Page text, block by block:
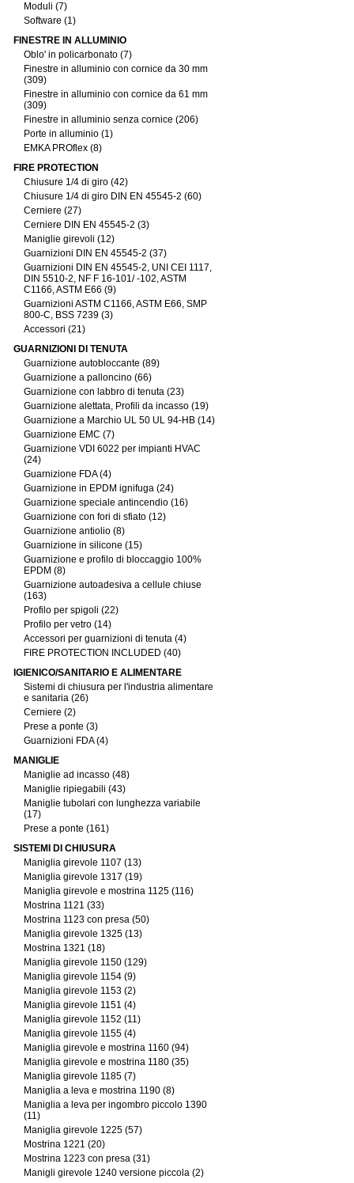
Moduli (7)
Software (1)
FINESTRE IN ALLUMINIO
Oblo' in policarbonato (7)
Finestre in alluminio con cornice da 30 mm
(309)
Finestre in alluminio con cornice da 61 mm
(309)
Finestre in alluminio senza cornice (206)
Porte in alluminio (1)
EMKA PROflex (8)
FIRE PROTECTION
Chiusure 1/4 di giro (42)
Chiusure 1/4 di giro DIN EN 45545-2 (60)
Cerniere (27)
Cerniere DIN EN 45545-2 (3)
Maniglie girevoli (12)
Guarnizioni DIN EN 45545-2 (37)
Guarnizioni DIN EN 45545-2, UNI CEI 1117,
DIN 5510-2, NF F 16-101/ -102, ASTM
C1166, ASTM E66 (9)
Guarnizioni ASTM C1166, ASTM E66, SMP
800-C, BSS 7239 (3)
Accessori (21)
GUARNIZIONI DI TENUTA
Guarnizione autobloccante (89)
Guarnizione a palloncino (66)
Guarnizione con labbro di tenuta (23)
Guarnizione alettata, Profili da incasso (19)
Guarnizione a Marchio UL 50 UL 94-HB (14)
Guarnizione EMC (7)
Guarnizione VDI 6022 per impianti HVAC
(24)
Guarnizione FDA (4)
Guarnizione in EPDM ignifuga (24)
Guarnizione speciale antincendio (16)
Guarnizione con fori di sfiato (12)
Guarnizione antiolio (8)
Guarnizione in silicone (15)
Guarnizione e profilo di bloccaggio 100%
EPDM (8)
Guarnizione autoadesiva a cellule chiuse
(163)
Profilo per spigoli (22)
Profilo per vetro (14)
Accessori per guarnizioni di tenuta (4)
FIRE PROTECTION INCLUDED (40)
IGIENICO/SANITARIO E ALIMENTARE
Sistemi di chiusura per l'industria alimentare
e sanitaria (26)
Cerniere (2)
Prese a ponte (3)
Guarnizioni FDA (4)
MANIGLIE
Maniglie ad incasso (48)
Maniglie ripiegabili (43)
Maniglie tubolari con lunghezza variabile
(17)
Prese a ponte (161)
SISTEMI DI CHIUSURA
Maniglia girevole 1107 (13)
Maniglia girevole 1317 (19)
Maniglia girevole e mostrina 1125 (116)
Mostrina 1121 (33)
Mostrina 1123 con presa (50)
Maniglia girevole 1325 (13)
Mostrina 1321 (18)
Maniglia girevole 1150 (129)
Maniglia girevole 1154 (9)
Maniglia girevole 1153 (2)
Maniglia girevole 1151 (4)
Maniglia girevole 1152 (11)
Maniglia girevole 1155 (4)
Maniglia girevole e mostrina 1160 (94)
Maniglia girevole e mostrina 1180 (35)
Maniglia girevole 1185 (7)
Maniglia a leva e mostrina 1190 (8)
Maniglia a leva per ingombro piccolo 1390
(11)
Maniglia girevole 1225 (57)
Mostrina 1221 (20)
Mostrina 1223 con presa (31)
Manigli girevole 1240 versione piccola (2)